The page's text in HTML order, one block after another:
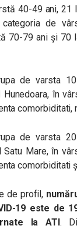
40-49 ani, 21
de
70-79 ani și 70
de varsta
Hunedoara, în
comorbiditati,
de varsta
Satu Mare, în
comorbiditati
de profil,
19 este de
la ATI.